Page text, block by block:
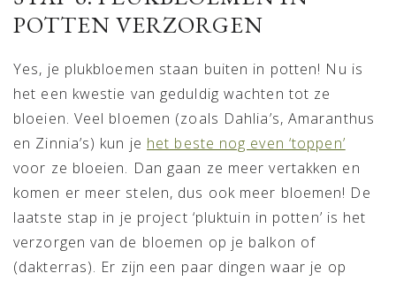
POTTEN VERZORGEN
Yes, je plukbloemen staan buiten in potten! Nu is
het een kwestie van geduldig wachten tot ze
bloeien. Veel bloemen (zoals Dahlia’s, Amaranthus
en Zinnia’s) kun je het beste nog even ‘toppen’
voor ze bloeien. Dan gaan ze meer vertakken en
komen er meer stelen, dus ook meer bloemen! De
laatste stap in je project ‘pluktuin in potten’ is het
verzorgen van de bloemen op je balkon of
(dakterras). Er zijn een paar dingen waar je op